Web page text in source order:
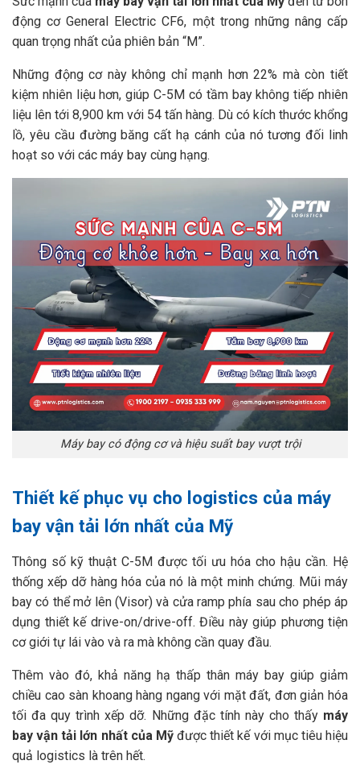
động cơ General Electric CF6, một trong những nâng cấp
quan trọng nhất của phiên bản “M”.
Những động cơ này không chỉ mạnh hơn 22% mà còn tiết
kiệm nhiên liệu hơn, giúp C-5M có tầm bay không tiếp nhiên
liệu lên tới 8,900 km với 54 tấn hàng. Dù có kích thước khổng
lồ, yêu cầu đường băng cất hạ cánh của nó tương đối linh
hoạt so với các máy bay cùng hạng.
Máy bay có động cơ và hiệu suất bay vượt trội
Thiết kế phục vụ cho logistics của máy
bay vận tải lớn nhất của Mỹ
Thông số kỹ thuật C-5M được tối ưu hóa cho hậu cần. Hệ
thống xếp dỡ hàng hóa của nó là một minh chứng. Mũi máy
bay có thể mở lên (Visor) và cửa ramp phía sau cho phép áp
dụng thiết kế drive-on/drive-off. Điều này giúp phương tiện
cơ giới tự lái vào và ra mà không cần quay đầu.
Thêm vào đó, khả năng hạ thấp thân máy bay giúp giảm
chiều cao sàn khoang hàng ngang với mặt đất, đơn giản hóa
tối đa quy trình xếp dỡ. Những đặc tính này cho thấy máy
bay vận tải lớn nhất của Mỹđược thiết kế với mục tiêu hiệu
quả logistics là trên hết.